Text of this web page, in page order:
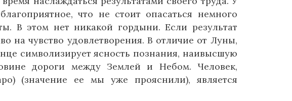
что не стоит опасаться немного
В этом нет никакой гордыни. Если результат
на чувство удовлетворения. В отличие от Луны,
символизирует ясность познания, наивысшую
дороги между Землей и Небом. Человек,
(значение ее мы уже прояснили), является